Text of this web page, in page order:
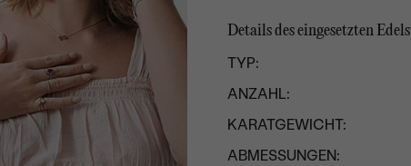
Details des eingesetzten
TYP:
ANZAHL:
KARATGEWICHT:
ABMESSUNGEN: